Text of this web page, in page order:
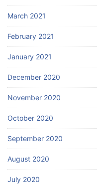
March 2021
February 2021
January 2021
December 2020
November 2020
October 2020
September 2020
August 2020
July 2020